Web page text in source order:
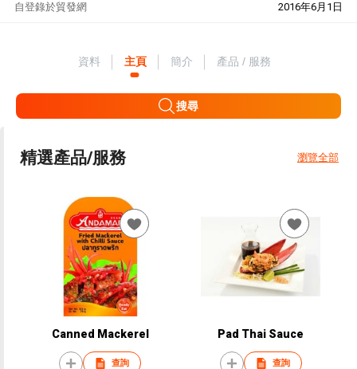
自 2016年6月1日
登錄於貿發網
資料 主頁 簡介 產品 / 服務
搜尋
精選產品/服務 瀏覽全部
Canned Mackerel
查詢
Pad Thai Sauce
查詢